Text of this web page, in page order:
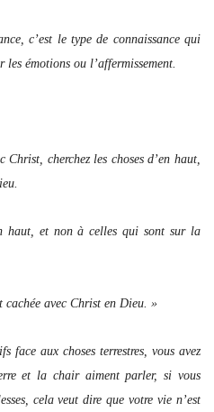
c’est le type de connaissance qui
émotions ou l’affermissement.
Christ, cherchez les choses d’en haut,
haut, et non à celles qui sont sur la
cachée avec Christ en Dieu. »
face aux choses terrestres, vous avez
et la chair aiment parler, si vous
cela veut dire que votre vie n’est